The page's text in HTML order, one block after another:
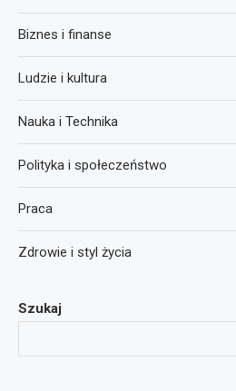
Szukaj
Biznes i finanse
Ludzie i kultura
Nauka i Technika
Polityka i społeczeństwo
Praca
Zdrowie i styl życia